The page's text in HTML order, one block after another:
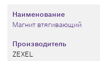
Производитель
ZEXEL
Наименование
Магнит втягивающий